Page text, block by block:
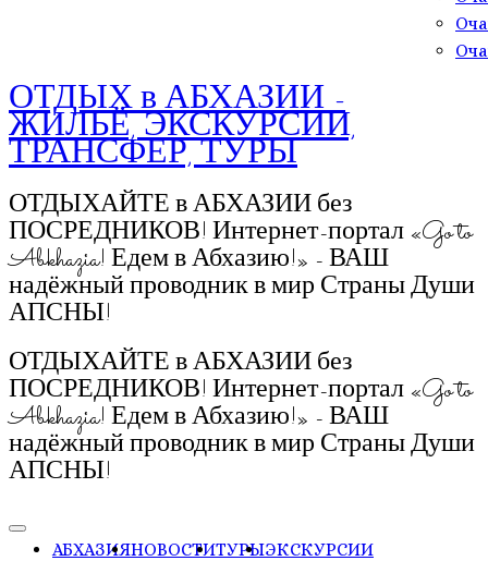
ОТДЫХ в АБХАЗИИ -
ЖИЛЬЁ, ЭКСКУРСИИ,
ТРАНСФЕР, ТУРЫ
ОТДЫХАЙТЕ в АБХАЗИИ без
ПОСРЕДНИКОВ! Интернет-портал «Go to
Abkhazia! Едем в Абхазию!» - ВАШ
надёжный проводник в мир Страны Души
АПСНЫ!
ОТДЫХАЙТЕ в АБХАЗИИ без
ПОСРЕДНИКОВ! Интернет-портал «Go to
Abkhazia! Едем в Абхазию!» - ВАШ
надёжный проводник в мир Страны Души
АПСНЫ!
АБХАЗИЯНОВОСТИТУРЫЭКСКУРСИИ